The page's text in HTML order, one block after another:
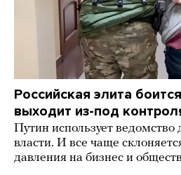
Российская элита
выходит из-под
Путин использует
власти. И все чаще
давления на бизнес и